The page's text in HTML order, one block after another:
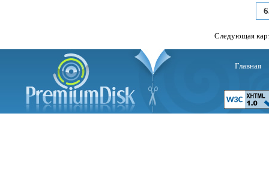
Следующая
Главная